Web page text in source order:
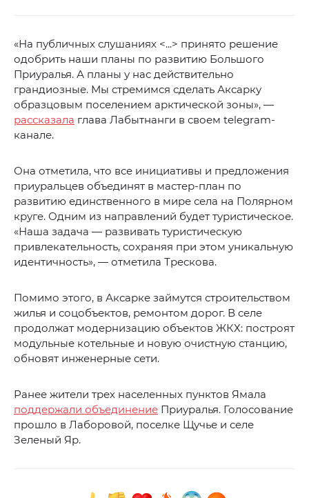
«На публичных слушаниях <...> принято решение
одобрить наши планы по развитию Большого
Приуралья. А планы у нас действительно
грандиозные. Мы стремимся сделать Аксарку
образцовым поселением арктической зоны», —
рассказала глава Лабытнанги в своем telegram-
канале.
Она отметила, что все инициативы и предложения
приуральцев объединят в мастер-план по
развитию единственного в мире села на Полярном
круге. Одним из направлений будет туристическое.
«Наша задача — развивать туристическую
привлекательность, сохраняя при этом уникальную
идентичность», — отметила Трескова.
Помимо этого, в Аксарке займутся строительством
жилья и соцобъектов, ремонтом дорог. В селе
продолжат модернизацию объектов ЖКХ: построят
модульные котельные и новую очистную станцию,
обновят инженерные сети.
Ранее жители трех населенных пунктов Ямала
поддержали объединение Приуралья. Голосование
прошло в Лаборовой, поселке Щучье и селе
Зеленый Яр.